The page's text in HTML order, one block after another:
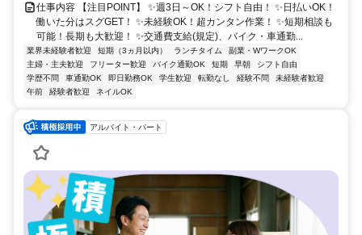
仕事内容 【注目POINT】 ✨週3日～OK！シフト自由！ ✨日払いOK！
働いた分はスグGET！ ✨未経験OK！超カンタン作業！ ✨短期相談も
可能！長期も大歓迎！ ✨交通費支給(規定)、バイク・車通勤...
業界未経験者歓迎 短期（3ヵ月以内） ランチタイム
副業・WワークOK
主婦・主夫歓迎
フリーター歓迎 バイク通勤OK 短期 早朝
シフト自由
学歴不問
車通勤OK 即日勤務OK 学生歓迎 転勤なし 経験不問
未経験者歓迎
午前
経験者歓迎 ネイルOK
アルバイト・パート